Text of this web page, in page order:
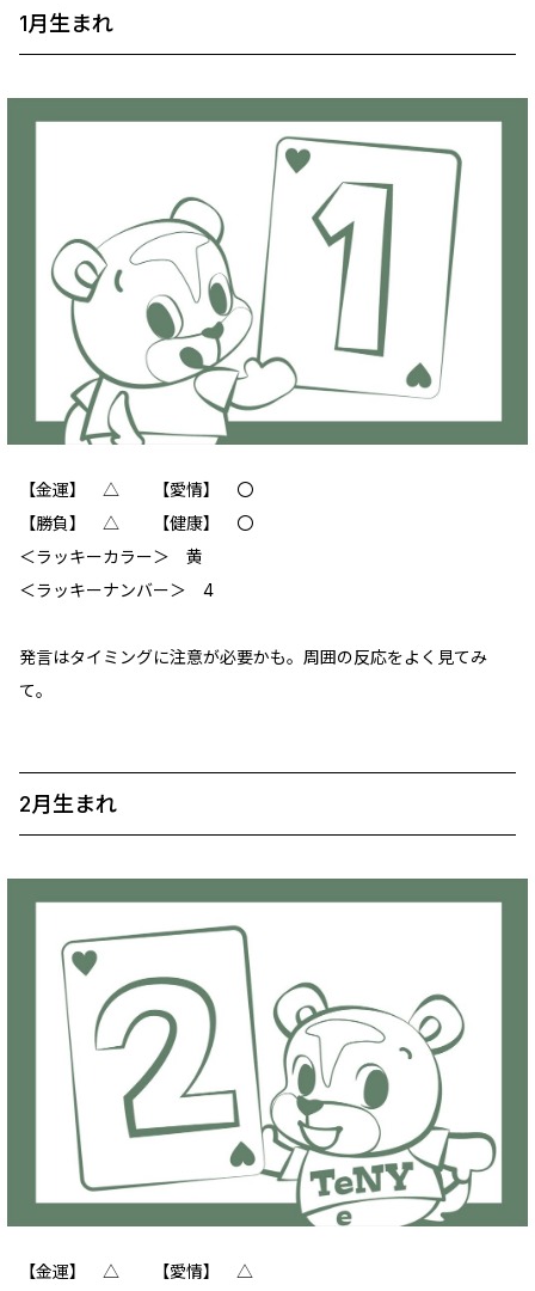
1月生まれ
【金運】 △ 【愛情】 〇
【勝負】 △ 【健康】 〇
＜ラッキーカラー＞ 黄
＜ラッキーナンバー＞ 4
発言はタイミングに注意が必要かも。周囲の反応をよく見てみ
て。
2月生まれ
【金運】 △ 【愛情】 △